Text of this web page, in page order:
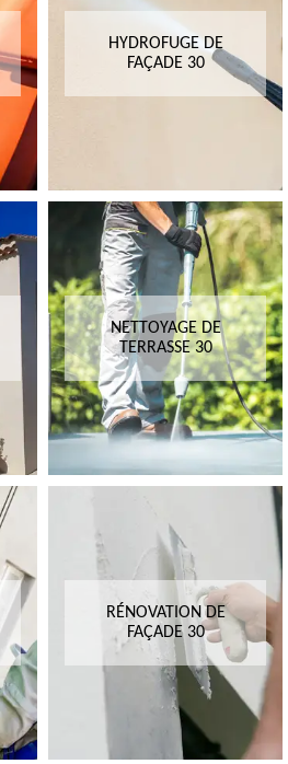
HYDROFUGE DE
FAÇADE 30
NETTOYAGE DE
TERRASSE 30
RÉNOVATION DE
FAÇADE 30